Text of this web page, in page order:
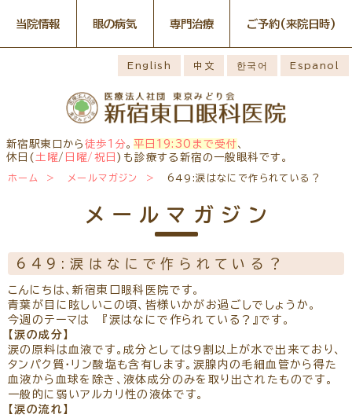
English 中文 한국어 Espanol
新宿駅東口から 徒歩1分。 平日19:30まで受付、
休日( 土曜/ 日曜/祝日 )も診療する新宿の一般眼科です。
当院情報
感染症予防のための衛生環境
整備の取り組み
医師のご紹介
ごあいさつ 当院勤務医師のご紹介
院内の様子 検査・治療・手術機器
診療のご案内
当院へお越しになる方へのお
診察の流れ
アクセス
当院へのアクセス
メールマガジン
よくある質問
診療報酬に関する院内掲示
リクルート
パンフレットのダウンロード
眼の病気
症状から探す
構造から探す
お薬の使用方法
主な眼科疾患
糖尿病性網膜症 緑内障 網膜硝子体疾患
花粉症
白内障
診療
学校近視について
専門治療
網膜・硝子体疾患専門治療ペ
ージ
ドライアイ専門治療ページ
緑内障専門治療ページ
角膜疾患専門治療ページ
花粉症総合ページ
抗VEGF抗体療法
ボツリヌス療法
学校近視のご案内
日帰り白内障手術
手術担当医のご紹介
由
コンタクトレンズの種類と特徴
しばらく眼科受診していない
方へ
初めてコンタクトレンズを使う
方へ
コンタクトレンズトラブル
ご予約(来院日時)
WEB予約(来院日時の設定)
小児眼科専門治療を予約
コンタクトレンズ診療を予約
白内障専門治療を予約
白内障手術公開講座を予約
網膜・硝子体専門治療を予約
ドライアイ専門治療を予約
黄斑専門治療を予約
緑内障専門治療を予約
ぶどう膜専門治療を予約
予約をキャンセルする
ホーム メールマガジン 649:涙はなにで作られている？
メールマガジン
649:涙はなにで作られている？
こんにちは、新宿東口眼科医院です。
青葉が目に眩しいこの頃、皆様いかがお過ごしでしょうか。
今週のテーマは 『涙はなにで作られている？』です。
【涙の成分】
涙の原料は血液です。成分としては9割以上が水で出来ており、
タンパク質・リン酸塩も含有します。涙腺内の毛細血管から得た
血液から血球を除き、液体成分のみを取り出されたものです。
一般的に弱いアルカリ性の液体です。
【涙の流れ】